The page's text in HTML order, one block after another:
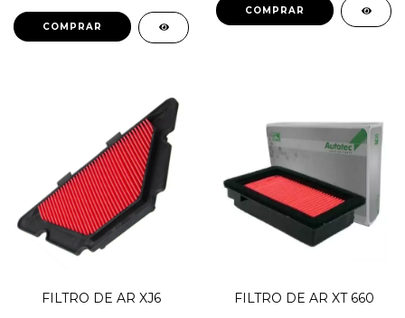
COMPRAR
FILTRO DE AR XJ6 FILTRO DE AR XT 660